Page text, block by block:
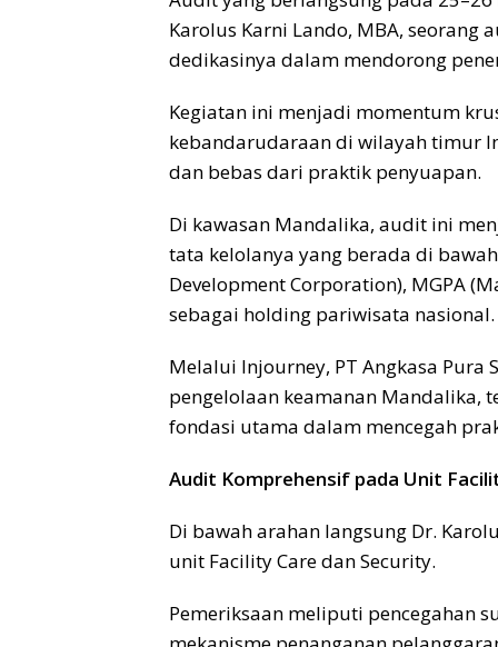
Karolus Karni Lando, MBA,
dedikasinya dalam mendorong
Kegiatan ini menjadi momentum
kebandarudaraan di wilayah timur
dan bebas dari praktik penyuapan.
Di kawasan Mandalika, audit ini
tata kelolanya yang berada di
Development Corporation), MGPA
sebagai holding pariwisata nasional.
Melalui Injourney, PT Angkasa
pengelolaan keamanan Mandalika,
fondasi utama dalam mencegah
Audit Komprehensif pada Unit
Di bawah arahan langsung Dr.
unit Facility Care dan Security.
Pemeriksaan meliputi pencegahan